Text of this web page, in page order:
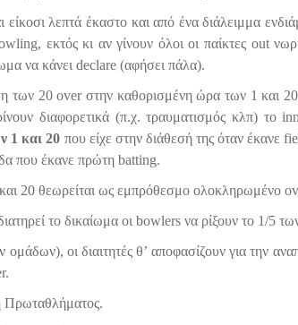
λεπτά έκαστο και από ένα διάλειμμα
εκτός κι αν γίνουν όλοι οι παίκτες out
να κάνει declare (αφήσει πάλα).
των 20 over στην καθορισμένη ώρα των 1 και
διαφορετικά (π.χ. τραυματισμός κλπ) το
1 και 20 που είχε στην διάθεσή της όταν έκανε
που έκανε πρώτη batting.
20 θεωρείται ως εμπρόθεσμο ολοκληρωμένο
το δικαίωμα οι bowlers να ρίξουν το 1/5
οι διαιτητές θ’ αποφασίζουν για την
Πρωταθλήματος.